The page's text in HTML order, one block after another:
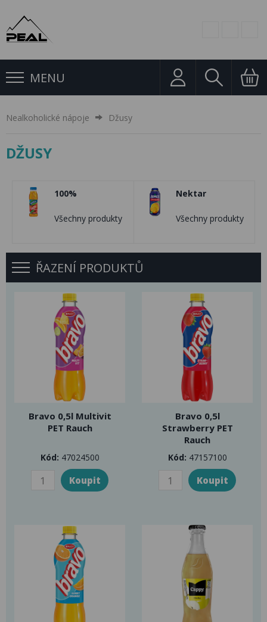
MENU
Nealkoholické nápoje Džusy
DŽUSY
100%
Všechny produkty
Nektar
Všechny produkty
ŘAZENÍ PRODUKTŮ
Bravo 0,5l Multivit
PET Rauch
Kód: 47024500
Bravo 0,5l
Strawberry PET
Rauch
Kód: 47157100